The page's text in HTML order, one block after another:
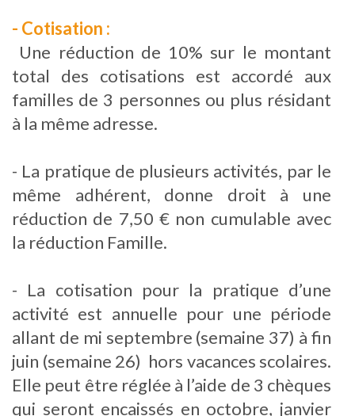
- Cotisation :
Une réduction de 10% sur le montant
total des cotisations est accordé aux
familles de 3 personnes ou plus résidant
à la même adresse.
- La pratique de plusieurs activités, par le
même adhérent, donne droit à une
réduction de 7,50 € non cumulable avec
la réduction Famille.
- La cotisation pour la pratique d’une
activité est annuelle pour une période
allant de mi septembre (semaine 37) à fin
juin (semaine 26) hors vacances scolaires.
Elle peut être réglée à l’aide de 3 chèques
qui seront encaissés en octobre, janvier